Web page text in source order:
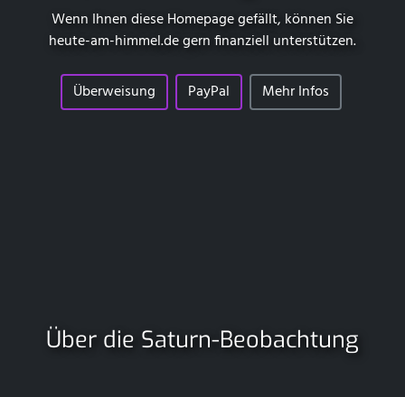
Wenn Ihnen diese Homepage gefällt, können Sie
heute-am-himmel.degern finanziell unterstützen.
Überweisung PayPal Mehr Infos
Über die Saturn-Beobachtung